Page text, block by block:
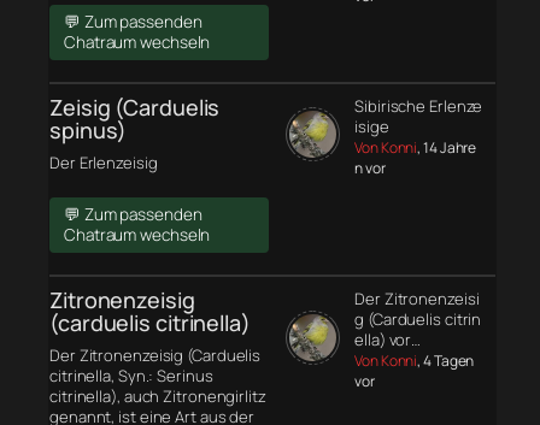
💬 Zum passenden
Chatraum wechseln
Zeisig (Carduelis
spinus)
Der Erlenzeisig
💬 Zum passenden
Chatraum wechseln
Sibirische Erlenze
isige
Von Konni, 14 Jahre
n vor
Zitronenzeisig
(carduelis citrinella)
Der Zitronenzeisig (Carduelis
citrinella, Syn.: Serinus
citrinella), auch Zitronengirlitz
genannt, ist eine Art aus der
Der Zitronenzeisi
g (Carduelis citrin
ella) vor…
Von Konni, 4 Tagen
vor